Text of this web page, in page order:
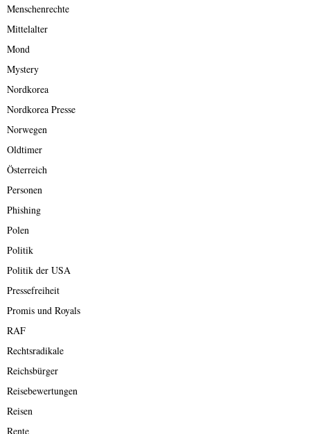
Menschenrechte
Mittelalter
Mond
Mystery
Nordkorea
Nordkorea Presse
Norwegen
Oldtimer
Österreich
Personen
Phishing
Polen
Politik
Politik der USA
Pressefreiheit
Promis und Royals
RAF
Rechtsradikale
Reichsbürger
Reisebewertungen
Reisen
Rente